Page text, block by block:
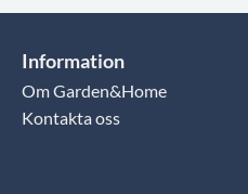
Information
Om Garden&Home
Kontakta oss